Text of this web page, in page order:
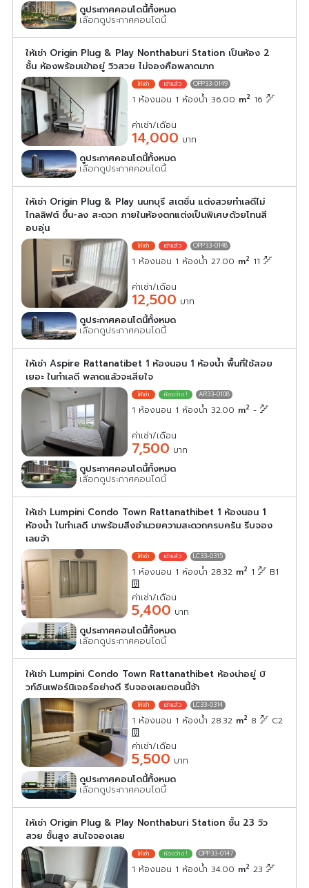
ดูประกาศคอนโดนี้ทั้งหมด
เลือกดูประกาศคอนโดนี้
ให้เช่า Origin Plug & Play Nonthaburi Station เป็นห้อง 2
ชั้น ห้องพร้อมเข้าอยู่ วิวสวย ไม่จองคือพลาดมาก
OPP33-0149
1 ห้องนอน 1 ห้องน้ำ 36.00 m2 16
ค่าเช่า/เดือน
14,000 บาท
ดูประกาศคอนโดนี้ทั้งหมด
เลือกดูประกาศคอนโดนี้
ให้เช่า Origin Plug & Play นนทบุรี สเตชั่น แต่งสวยทำเลดีไม่
ไกลลิฟต์ ขึ้น-ลง สะดวก ภายในห้องตกแต่งเป็นพิเศษด้วยโทนสี
อบอุ่น
OPP33-0148
1 ห้องนอน 1 ห้องน้ำ 27.00 m2 11
ค่าเช่า/เดือน
12,500 บาท
ดูประกาศคอนโดนี้ทั้งหมด
เลือกดูประกาศคอนโดนี้
ให้เช่า Aspire Rattanatibet 1 ห้องนอน 1 ห้องน้ำ พื้นที่ใช้สอย
เยอะ ในทำเลดี พลาดแล้วจะเสียใจ
AR33-0108
1 ห้องนอน 1 ห้องน้ำ 32.00 m2 -
ค่าเช่า/เดือน
7,500 บาท
ดูประกาศคอนโดนี้ทั้งหมด
เลือกดูประกาศคอนโดนี้
ให้เช่า Lumpini Condo Town Rattanathibet 1 ห้องนอน 1
ห้องน้ำ ในทำเลดี มาพร้อมสิ่งอำนวยความสะดวกครบครัน รีบจอง
เลยจ้า
LC33-0315
1 ห้องนอน 1 ห้องน้ำ 28.32 m2 1 B1
ค่าเช่า/เดือน
5,400 บาท
ดูประกาศคอนโดนี้ทั้งหมด
เลือกดูประกาศคอนโดนี้
ให้เช่า Lumpini Condo Town Rattanathibet ห้องน่าอยู่ บิ
วท์อินเฟอร์นิเจอร์อย่างดี รีบจองเลยตอนนี้จ้า
LC33-0314
1 ห้องนอน 1 ห้องน้ำ 28.32 m2 8 C2
ค่าเช่า/เดือน
5,500 บาท
ดูประกาศคอนโดนี้ทั้งหมด
เลือกดูประกาศคอนโดนี้
ให้เช่า Origin Plug & Play Nonthaburi Station ชั้น 23 วิว
สวย ชั้นสูง สนใจจองเลย
OPP33-0147
1 ห้องนอน 1 ห้องน้ำ 34.00 m2 23